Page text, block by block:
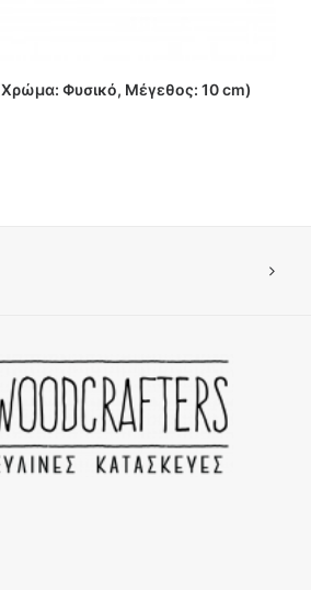
ΠΕΡΙΣΣΟΤΕΡΑ
Φυσικό, Μέγεθος: 10 cm)